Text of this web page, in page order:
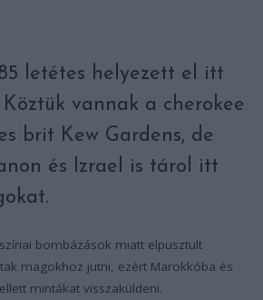
letétes helyezett el itt
vannak a cherokee
brit Kew Gardens, de
és Izrael is tárol itt
bombázások miatt elpusztult
magokhoz jutni, ezért Marokkóba és
mintákat visszaküldeni.